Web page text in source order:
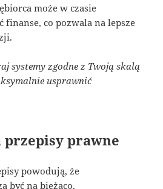
może w czasie
finanse, co pozwala na lepsze
systemy zgodne z Twoją skalą
usprawnić
przepisy prawne
powodują, że
być na bieżąco.